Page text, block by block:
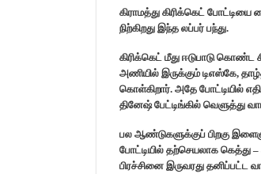
கிராமத்து கிரிக்கெட்
நிற்கிறது இந்த லப்பர் பந்து.
கிரிக்கெட் மீது ஈடுபாடு
அணியில் இருக்கும் டிஎஸ்கே,
கொள்கிறார். அதே போட்டியில்
தினேஷ் பேட்டிங்கில் வெளுத்து
பல ஆண்டுகளுக்குப் பிறகு
போட்டியில் தற்செயலாக கெத்து
பிரச்சினை இருவரது தனிப்பட்ட